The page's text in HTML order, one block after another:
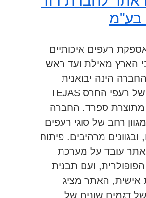
בע"מ
רעפים איכותיים
הארץ מאילת ועד ראש
הינה יבואנית
בלעדית של רעפי החרס TEJAS
BORJA מתוצרת ספרד. החברה
רחב של סוגי רעפים
ובגוונים מרהיבים. פיתוח
עובד על מערכת
הפופולרית, ועם תבנית
אישית, האתר מציג
דגמים שונים של